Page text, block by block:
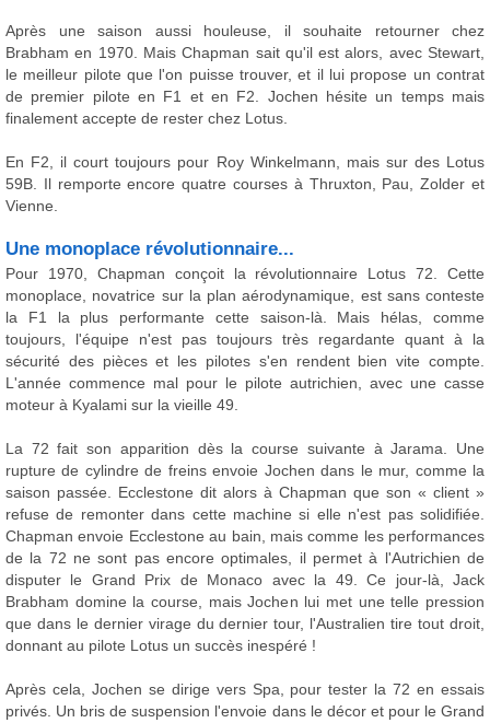
Après une saison aussi houleuse, il souhaite retourner chez
Brabham en 1970. Mais Chapman sait qu'il est alors, avec Stewart,
le meilleur pilote que l'on puisse trouver, et il lui propose un contrat
de premier pilote en F1 et en F2. Jochen hésite un temps mais
finalement accepte de rester chez Lotus.
En F2, il court toujours pour Roy Winkelmann, mais sur des Lotus
59B. Il remporte encore quatre courses à Thruxton, Pau, Zolder et
Vienne.
Une monoplace révolutionnaire...
Pour 1970, Chapman conçoit la révolutionnaire Lotus 72. Cette
monoplace, novatrice sur la plan aérodynamique, est sans conteste
la F1 la plus performante cette saison-là. Mais hélas, comme
toujours, l'équipe n'est pas toujours très regardante quant à la
sécurité des pièces et les pilotes s'en rendent bien vite compte.
L'année commence mal pour le pilote autrichien, avec une casse
moteur à Kyalami sur la vieille 49.
La 72 fait son apparition dès la course suivante à Jarama. Une
rupture de cylindre de freins envoie Jochen dans le mur, comme la
saison passée. Ecclestone dit alors à Chapman que son « client »
refuse de remonter dans cette machine si elle n'est pas solidifiée.
Chapman envoie Ecclestone au bain, mais comme les performances
de la 72 ne sont pas encore optimales, il permet à l'Autrichien de
disputer le Grand Prix de Monaco avec la 49. Ce jour-là, Jack
Brabham domine la course, mais Jochen lui met une telle pression
que dans le dernier virage du dernier tour, l'Australien tire tout droit,
donnant au pilote Lotus un succès inespéré !
Après cela, Jochen se dirige vers Spa, pour tester la 72 en essais
privés. Un bris de suspension l'envoie dans le décor et pour le Grand